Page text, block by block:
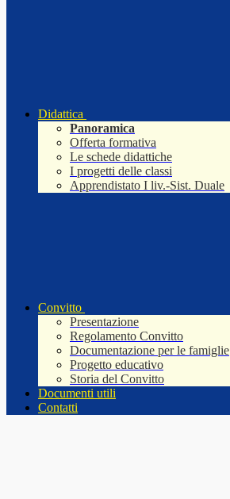
Didattica
Panoramica
Offerta formativa
Le schede didattiche
I progetti delle classi
Apprendistato I liv.-Sist. Duale
Convitto
Presentazione
Regolamento Convitto
Documentazione per le famiglie
Progetto educativo
Storia del Convitto
Documenti utili
Contatti